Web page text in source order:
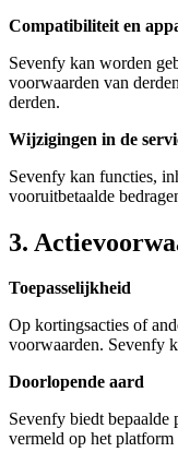
Compatibiliteit en
Sevenfy kan worden
voorwaarden van
derden.
Wijzigingen in de
Sevenfy kan functies,
vooruitbetaalde
3.
Toepasselijkheid
Op kortingsacties of
voorwaarden. Sevenfy
Doorlopende aard
Sevenfy biedt
vermeld op het